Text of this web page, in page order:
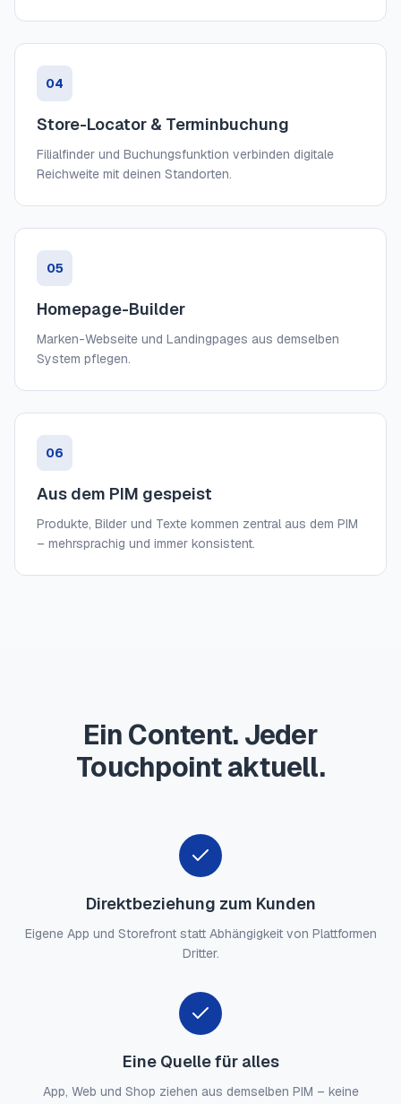
04
Store-Locator & Terminbuchung
Filialfinder und Buchungsfunktion verbinden digitale
Reichweite mit deinen Standorten.
05
Homepage-Builder
Marken-Webseite und Landingpages aus demselben
System pflegen.
06
Aus dem PIM gespeist
Produkte, Bilder und Texte kommen zentral aus dem PIM
– mehrsprachig und immer konsistent.
Ein Content. Jeder
Touchpoint aktuell.
Direktbeziehung zum Kunden
Eigene App und Storefront statt Abhängigkeit von Plattformen
Dritter.
Eine Quelle für alles
App, Web und Shop ziehen aus demselben PIM – keine